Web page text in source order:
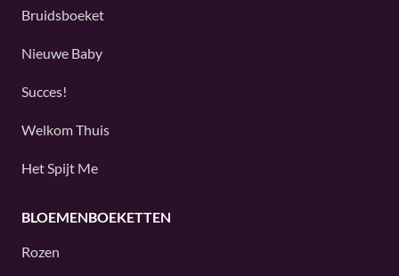
Bruidsboeket
Nieuwe Baby
Succes!
Welkom Thuis
Het Spijt Me
BLOEMENBOEKETTEN
Rozen